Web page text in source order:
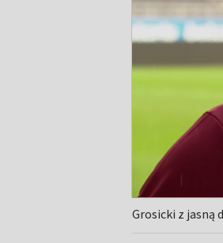
Grosicki z jasną